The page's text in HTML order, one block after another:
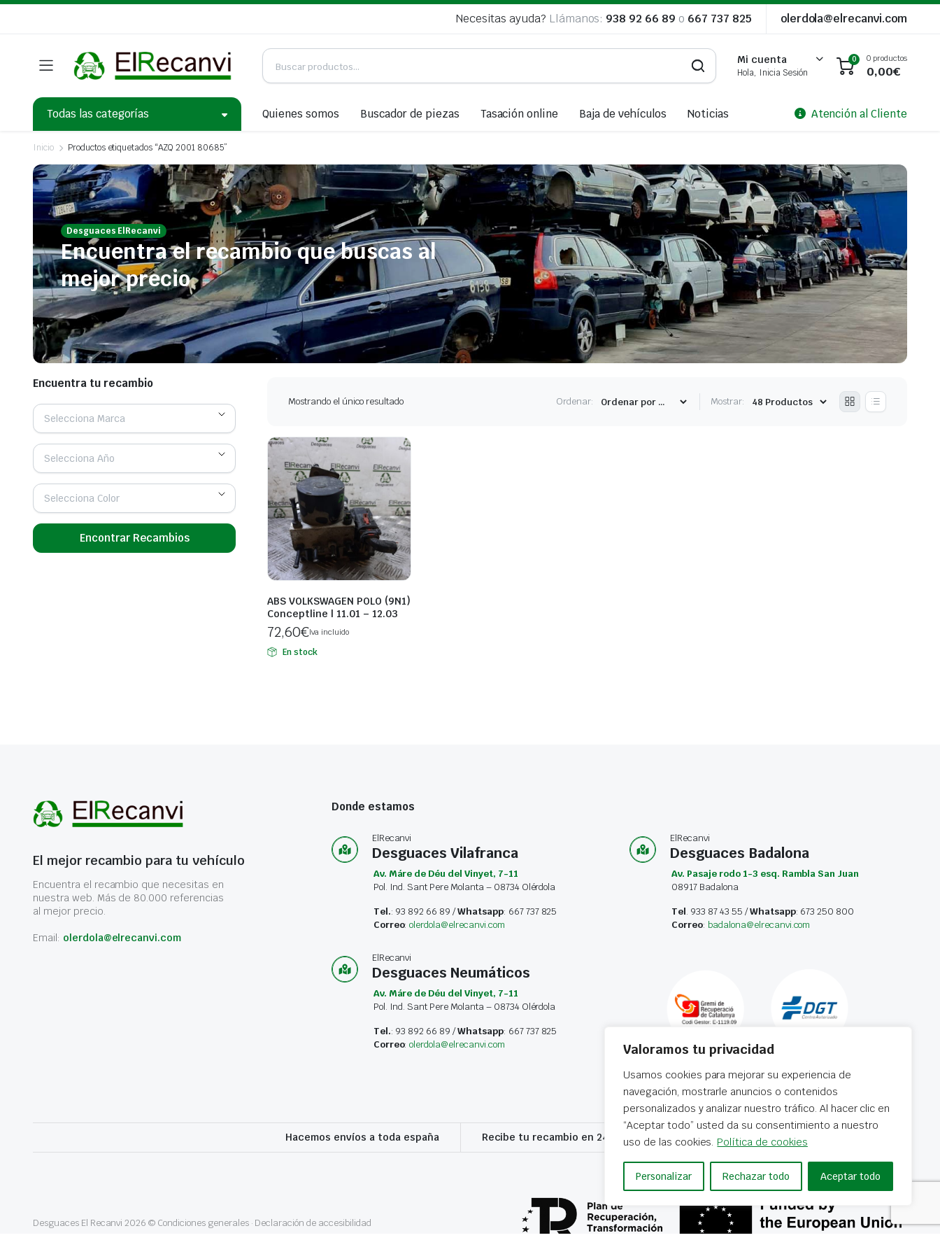
Valoramos tu privacidad
Usamos cookies para mejorar su experiencia de
navegación, mostrarle anuncios o contenidos
personalizados y analizar nuestro tráfico. Al hacer clic en
“Aceptar todo” usted da su consentimiento a nuestro
uso de las cookies. Política de cookies
Personalizar Rechazar todo Aceptar todo
Necesitas ayuda? Llámanos: 938 92 66 89 o 667 737 825 olerdola@elrecanvi.com
Mi cuenta
Hola, Inicia Sesión
0 0 productos
0,00€
Todas las categorías Quienes somos Buscador de piezas Tasación online Baja de vehículos Noticias Atención al Cliente
Inicio Productos etiquetados “AZQ 2001 80685”
Desguaces ElRecanvi
Encuentra el recambio que buscas al
mejor precio
Mostrando el único resultado Ordenar: Mostrar:
ABS VOLKSWAGEN POLO (9N1)
Conceptline | 11.01 – 12.03
72,60€Iva incluido
En stock
Encuentra tu recambio
Selecciona Marca
Selecciona Año
Selecciona Color
Encontrar Recambios
El mejor recambio para tu vehículo
Encuentra el recambio que necesitas en
nuestra web. Más de 80.000 referencias
al mejor precio.
Email: olerdola@elrecanvi.com
Donde estamos
ElRecanvi
Desguaces Vilafranca
Av. Máre de Déu del Vinyet, 7-11
Pol. Ind. Sant Pere Molanta – 08734 Olérdola
Tel.: 93 892 66 89 /Whatsapp: 667 737 825
Correo:olerdola@elrecanvi.com
ElRecanvi
Desguaces Neumáticos
Av. Máre de Déu del Vinyet, 7-11
Pol. Ind. Sant Pere Molanta – 08734 Olérdola
Tel.: 93 892 66 89 /Whatsapp: 667 737 825
Correo:olerdola@elrecanvi.com
ElRecanvi
Desguaces Badalona
Av. Pasaje rodo 1-3 esq. Rambla San Juan
08917 Badalona
Tel. 933 87 43 55 /Whatsapp: 673 250 800
Correo: badalona@elrecanvi.com
Hacemos envíos a toda españa Recibe tu recambio en 24-72 horas
Desguaces El Recanvi 2026 © Condiciones generales· Declaración de accesibilidad